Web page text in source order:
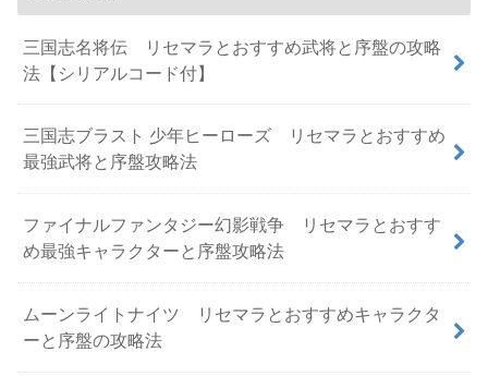
三国志名将伝 リセマラとおすすめ武将と序盤の攻略
法【シリアルコード付】
三国志ブラスト 少年ヒーローズ リセマラとおすすめ
最強武将と序盤攻略法
ファイナルファンタジー幻影戦争 リセマラとおすす
め最強キャラクターと序盤攻略法
ムーンライトナイツ リセマラとおすすめキャラクタ
ーと序盤の攻略法